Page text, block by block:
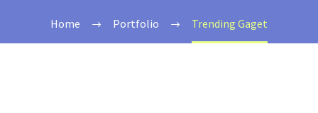
Home Portfolio Trending Gaget